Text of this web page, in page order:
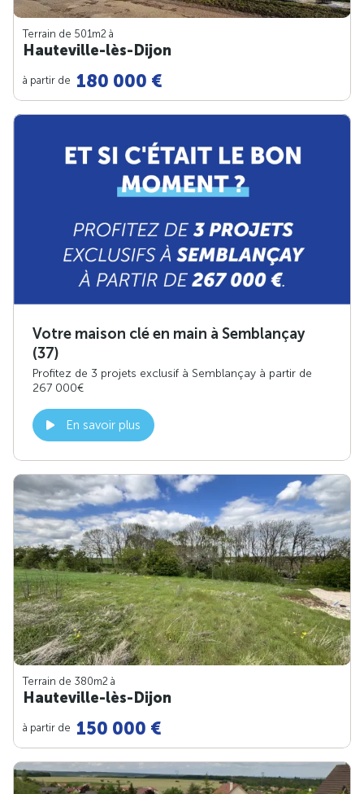
Terrain de 501m2 à
Hauteville-lès-Dijon
à partir de 180 000 €
Votre maison clé en main à Semblançay
(37)
Profitez de 3 projets exclusif à Semblançay à partir de
267 000€
En savoir plus
Terrain de 380m2 à
Hauteville-lès-Dijon
à partir de 150 000 €